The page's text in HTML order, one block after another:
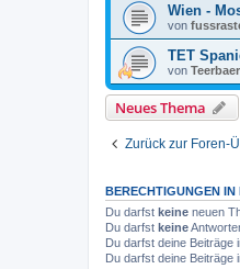
Wien -
von
TET
von Teerbaer
Neues Thema
Zurück zur Foren-
BERECHTIGUNGEN IN
Du darfst keine neuen
Du darfst keine
Du darfst deine Beiträge
Du darfst deine Beiträge